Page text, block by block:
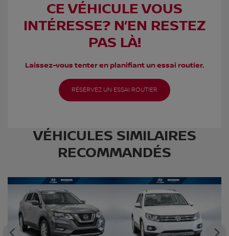
CE VÉHICULE VOUS
INTÉRESSE? N’EN RESTEZ
PAS LÀ!
Laissez-vous tenter en planifiant un essai routier.
RÉSERVEZ UN ESSAI ROUTIER
VÉHICULES SIMILAIRES
RECOMMANDÉS